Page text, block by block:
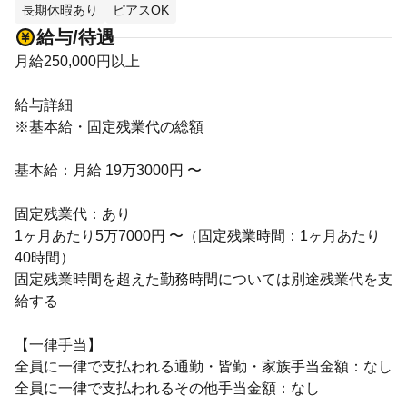
長期休暇あり
ピアスOK
給与/待遇
月給250,000円以上
給与詳細
※基本給・固定残業代の総額
基本給：月給 19万3000円 〜
固定残業代：あり
1ヶ月あたり5万7000円 〜（固定残業時間：1ヶ月あたり
40時間）
固定残業時間を超えた勤務時間については別途残業代を支
給する
【一律手当】
全員に一律で支払われる通勤・皆勤・家族手当金額：なし
全員に一律で支払われるその他手当金額：なし